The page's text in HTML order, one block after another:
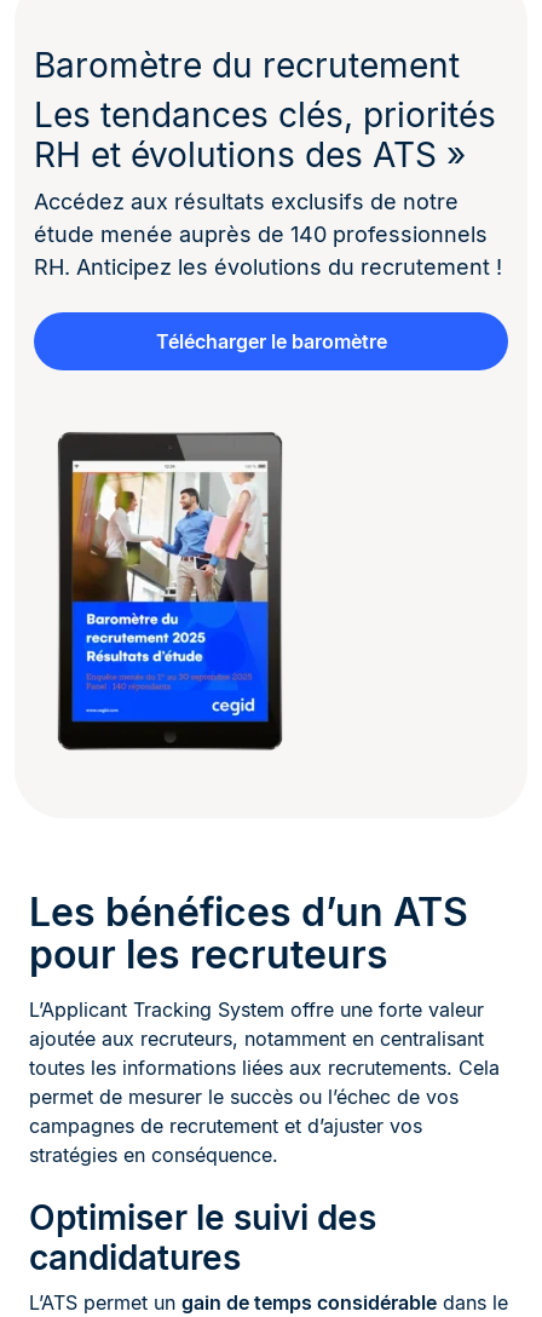
Baromètre du recrutement
Les tendances clés, priorités
RH et évolutions des ATS »
Accédez aux résultats exclusifs de notre
étude menée auprès de 140 professionnels
RH. Anticipez les évolutions du recrutement !
Télécharger le baromètre
Les bénéfices d’un ATS
pour les recruteurs
L’Applicant Tracking System offre une forte valeur
ajoutée aux recruteurs, notamment en centralisant
toutes les informations liées aux recrutements. Cela
permet de mesurer le succès ou l’échec de vos
campagnes de recrutement et d’ajuster vos
stratégies en conséquence.
Optimiser le suivi des
candidatures
L’ATS permet un gain de temps considérable dans le